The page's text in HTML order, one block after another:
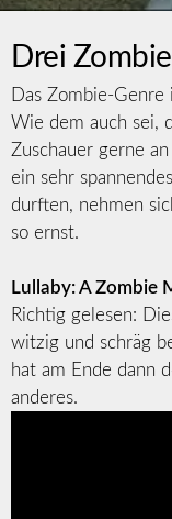
Drei
Das Zombie-
Wie dem auch sei,
Zuschauer gerne
ein sehr spannendes
durften, nehmen
so ernst.
Lullaby: A Zombie
Richtig gelesen:
witzig und schräg
hat am Ende dann
anderes.